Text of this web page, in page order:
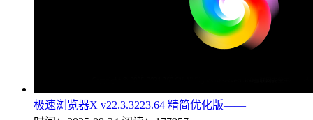
极速浏览器X v22.3.3223.64 精简优化版——